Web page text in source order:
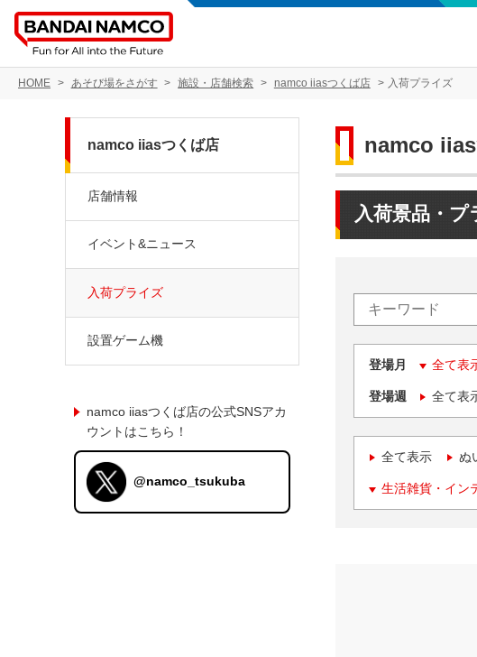
HOME あそび場をさがす 施設・店舗検索 namco iiasつくば店 入荷プライズ
namco
入荷景品・プ
登場月 全て表
登場週 全て表
全て表示 ぬ
生活雑貨・イン
namco iiasつくば店
店舗情報
イベント&ニュース
入荷プライズ
設置ゲーム機
namco iiasつくば店の公式SNSアカ
ウントはこちら！
@namco_tsukuba